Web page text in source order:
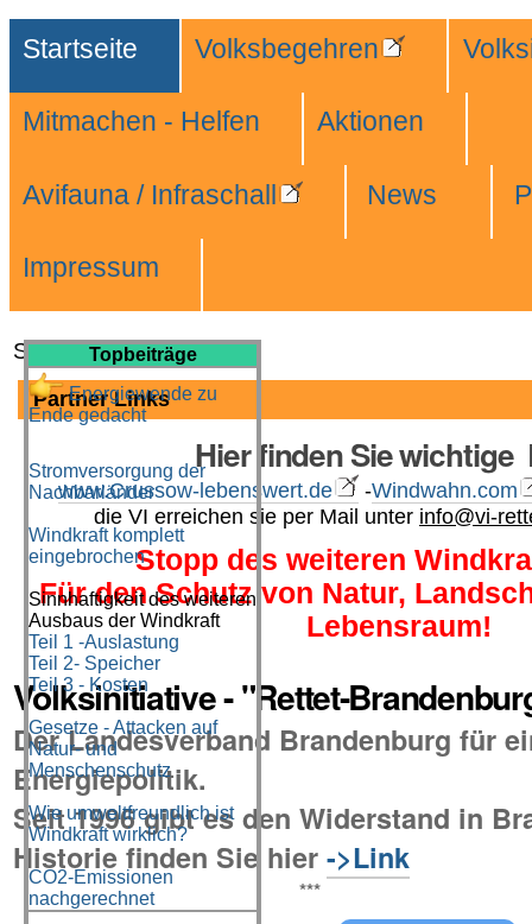
Direkt
Inhalt
Direkt
Navigation
Benutzerspezifische
Werkzeuge
Sektionen
Startseite Volksbegehren
Mitmachen - Helfen Aktionen
Avifauna / Infraschall News
Impressum
Topbeiträge
Energiewende zu
Ende gedacht
Stromversorgung der
Nachbarländer
Windkraft komplett
eingebrochen
Sinnhaftigkeit des weiteren
Ausbaus der Windkraft
Teil 1 -Auslastung
Teil 2- Speicher
Teil 3 - Kosten
Gesetze - Attacken auf
Natur- und
Menschenschutz
Wie umweltfreundlich ist
Windkraft wirklich?
CO2-Emissionen
nachgerechnet
Sie sind hier: Startseite
Partner Links
Hier finden Sie wichtige
www.Crussow-lebenswert.de -Windwahn.com
die VI erreichen sie per Mail unter info@vi-
Stopp des weiteren
Für den Schutz von Natur,
Lebensraum!
Volksinitiative - "Rettet-
Der Landesverband Brandenburg für
Energiepolitik.
Seit 1996 gibt es den Widerstand in
Historie finden Sie hier ->Link
***